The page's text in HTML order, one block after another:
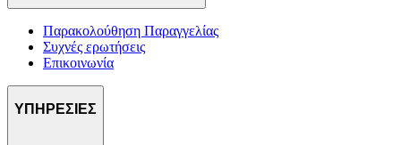
Παρακολούθηση Παραγγελίας
Συχνές ερωτήσεις
Επικοινωνία
ΥΠΗΡΕΣΙΕΣ